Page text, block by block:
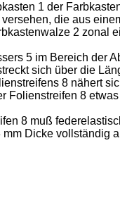
1 der
die aus
2 zonal
5 im Bereich der
sich über die
8 nähert
Folienstreifen 8
8 muß
Dicke vollständig